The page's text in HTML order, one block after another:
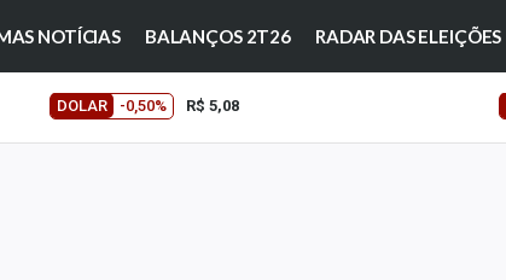
NOTÍCIAS BALANÇOS 2T26 RADAR DAS ELEIÇÕES
DOLAR -0,50% R$ 5,08